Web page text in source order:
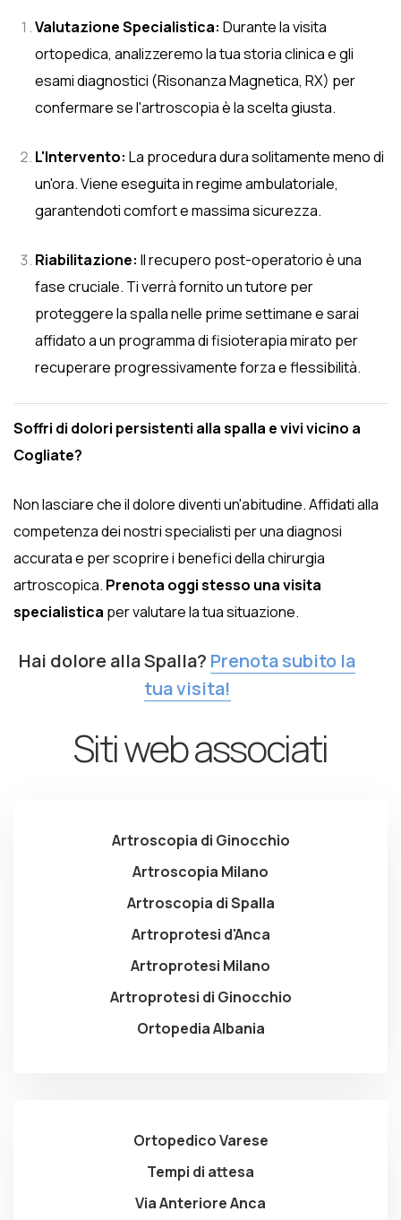
Valutazione Specialistica: Durante la visita
ortopedica, analizzeremo la tua storia clinica e gli
esami diagnostici (Risonanza Magnetica, RX) per
confermare se l'artroscopia è la scelta giusta.
L'Intervento: La procedura dura solitamente meno di
un'ora. Viene eseguita in regime ambulatoriale,
garantendoti comfort e massima sicurezza.
Riabilitazione: Il recupero post-operatorio è una
fase cruciale. Ti verrà fornito un tutore per
proteggere la spalla nelle prime settimane e sarai
affidato a un programma di fisioterapia mirato per
recuperare progressivamente forza e flessibilità.
Soffri di dolori persistenti alla spalla e vivi vicino a
Cogliate?
Non lasciare che il dolore diventi un'abitudine. Affidati alla
competenza dei nostri specialisti per una diagnosi
accurata e per scoprire i benefici della chirurgia
artroscopica. Prenota oggi stesso una visita
specialistica per valutare la tua situazione.
Hai dolore alla Spalla? Prenota subito la
tua visita!
Siti web associati
Artroscopia di Ginocchio
Artroscopia Milano
Artroscopia di Spalla
Artroprotesi d'Anca
Artroprotesi Milano
Artroprotesi di Ginocchio
Ortopedia Albania
Ortopedico Varese
Tempi di attesa
Via Anteriore Anca